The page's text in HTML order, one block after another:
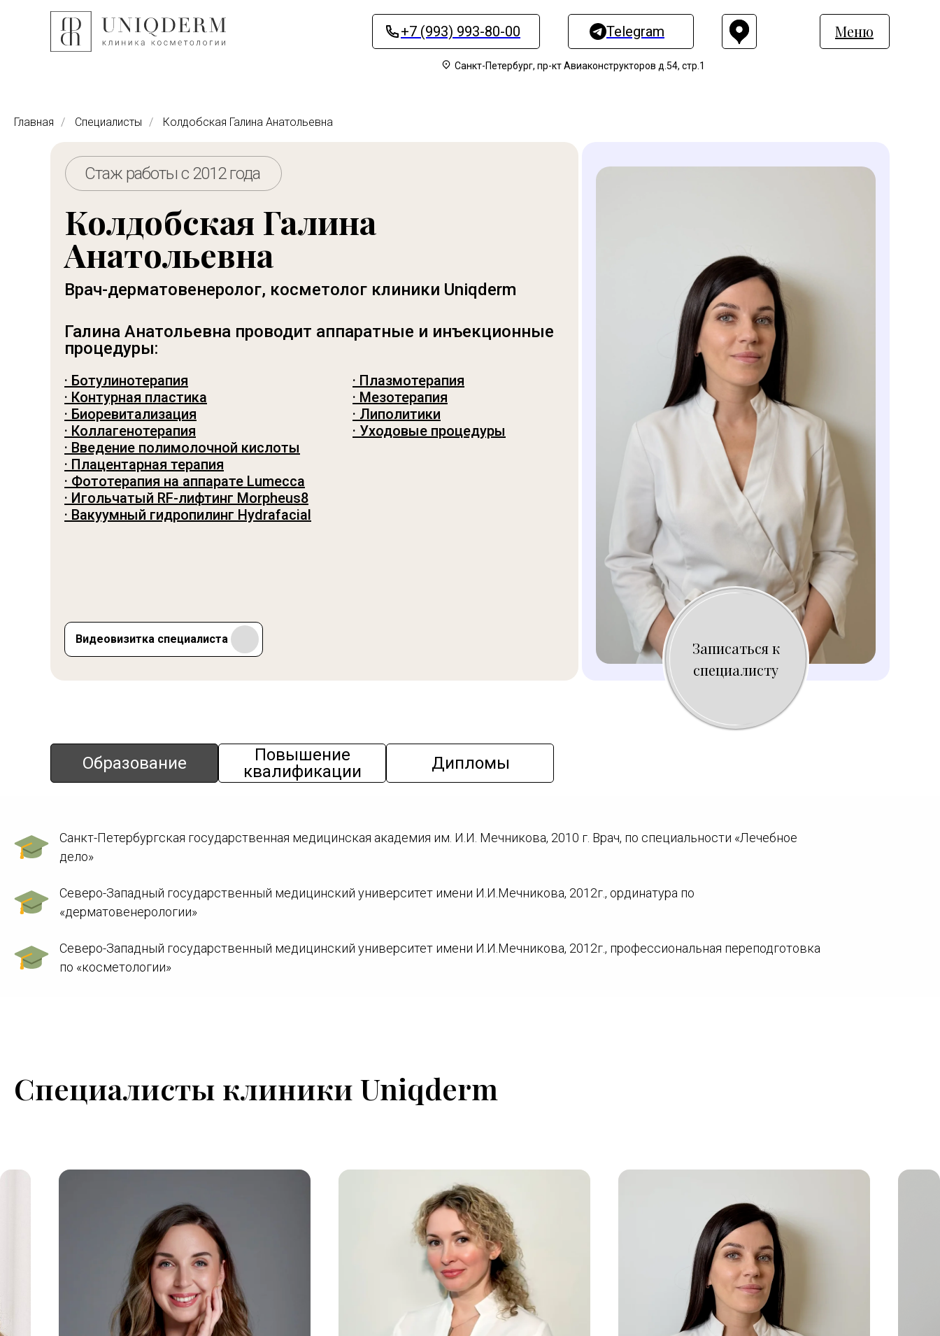
Санкт-Петербург, пр-кт Авиаконструкторов д.54, стр.1
Telegram Меню
+7 (993) 993-80-00
Главная / Специалисты / Колдобская Галина Анатольевна
· Ботулинотерапия
· Контурная пластика
· Биоревитализация
· Коллагенотерапия
· Введение полимолочной кислоты
· Плацентарная терапия
· Фототерапия на аппарате Lumecca
· Игольчатый RF-лифтинг Morpheus8
· Вакуумный гидропилинг Hydrafacial
· Плазмотерапия
· Мезотерапия
· Липолитики
· Уходовые процедуры
Врач-дерматовенеролог, косметолог клиники Uniqderm
Галина Анатольевна проводит аппаратные и инъекционные
процедуры:
Стаж работы с 2012 года
Колдобская Галина
Анатольевна
Видеовизитка специалиста
Записаться к
специалисту
Образование
Повышение
квалификации
Дипломы
Санкт-Петербургская государственная медицинская академия им. И.И. Мечникова, 2010 г. Врач, по специальности «Лечебное
дело»
Северо-Западный государственный медицинский университет имени И.И.Мечникова, 2012г., ординатура по
«дерматовенерологии»
Северо-Западный государственный медицинский университет имени И.И.Мечникова, 2012г., профессиональная переподготовка
по «косметологии»
Специалисты клиники Uniqderm